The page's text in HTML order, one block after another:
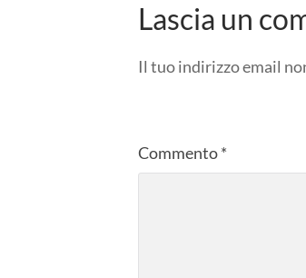
Lascia un
Il tuo indirizzo email
Commento*